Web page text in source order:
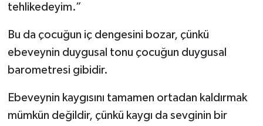
tehlikedeyim.”
Bu da çocuğun iç dengesini bozar, çünkü
ebeveynin duygusal tonu çocuğun duygusal
barometresi gibidir.
Ebeveynin kaygısını tamamen ortadan kaldırmak
mümkün değildir, çünkü kaygı da sevginin bir